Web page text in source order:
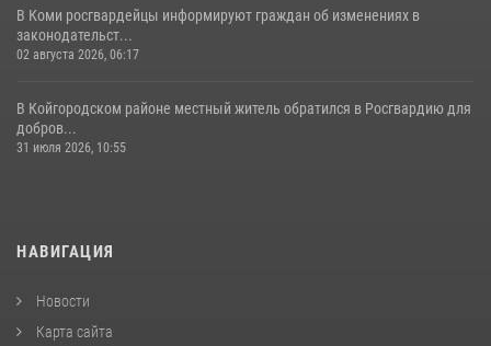
В Коми росгвардейцы информируют граждан об изменениях в
законодательст...
02 августа 2026, 06:17
В Койгородском районе местный житель обратился в Росгвардию для
добров...
31 июля 2026, 10:55
НАВИГАЦИЯ
Новости
Карта сайта